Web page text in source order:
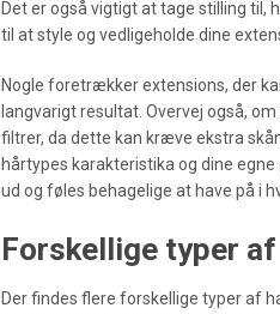
Det er også vigtigt at tage stilling til,
til at style og vedligeholde dine
Nogle foretrækker extensions, der
langvarigt resultat. Overvej også,
filtrer, da dette kan kræve ekstra
hårtypes karakteristika og dine
ud og føles behagelige at have på i
Forskellige typer
Der findes flere forskellige typer af